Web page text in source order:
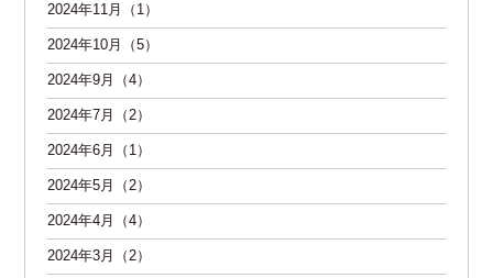
2024年11月（1）
2024年10月（5）
2024年9月（4）
2024年7月（2）
2024年6月（1）
2024年5月（2）
2024年4月（4）
2024年3月（2）